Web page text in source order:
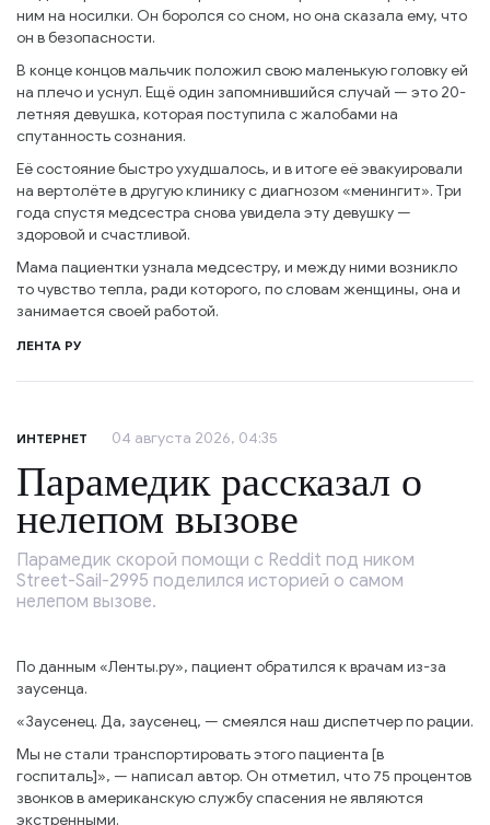
ним на носилки. Он боролся со сном, но она сказала ему, что
он в безопасности.
В конце концов мальчик положил свою маленькую головку ей
на плечо и уснул. Ещё один запомнившийся случай — это 20-
летняя девушка, которая поступила с жалобами на
спутанность сознания.
Её состояние быстро ухудшалось, и в итоге её эвакуировали
на вертолёте в другую клинику с диагнозом «менингит». Три
года спустя медсестра снова увидела эту девушку —
здоровой и счастливой.
Мама пациентки узнала медсестру, и между ними возникло
то чувство тепла, ради которого, по словам женщины, она и
занимается своей работой.
ЛЕНТА РУ
ИНТЕРНЕТ 04 августа 2026, 04:35
Парамедик рассказал о
нелепом вызове
Парамедик скорой помощи с Reddit под ником
Street-Sail-2995 поделился историей о самом
нелепом вызове.
По данным «Ленты.ру», пациент обратился к врачам из-за
заусенца.
«Заусенец. Да, заусенец, — смеялся наш диспетчер по рации.
Мы не стали транспортировать этого пациента [в
госпиталь]», — написал автор. Он отметил, что 75 процентов
звонков в американскую службу спасения не являются
экстренными.